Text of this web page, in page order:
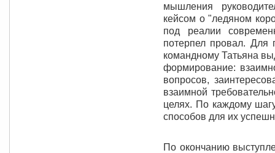
мышления
кейсом о "ледяном
под реалии
потерпел провал. Для
командному Татьяна
формирование:
вопросов,
взаимной
целях. По каждому
способов для их
По окончанию